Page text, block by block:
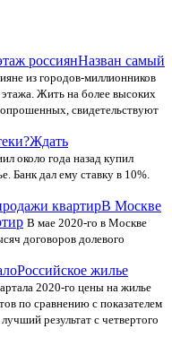
Назван самый
из городов-миллионников
Жить на более высоких
свидетельствуют
Ждать
около года назад купил
Банк дал ему ставку в 10%.
В Москве
В мае 2020-го в Москве
договоров долевого
Российское жилье
2020-го цены на жилье
по сравнению с показателем
результат с четвертого